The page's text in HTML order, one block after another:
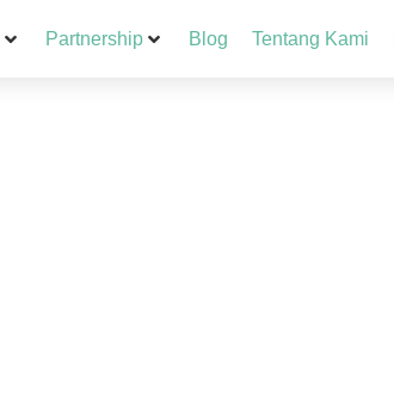
Partnership Blog Tentang Kami